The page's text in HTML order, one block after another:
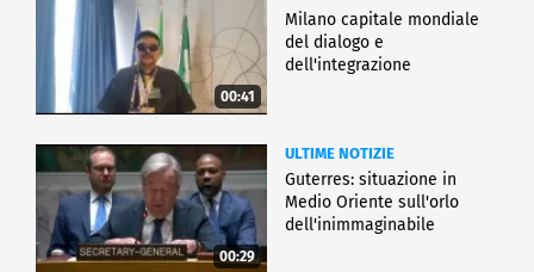
00:41
Milano capitale mondiale
del dialogo e
dell'integrazione
00:29
ULTIME NOTIZIE
Guterres: situazione in
Medio Oriente sull'orlo
dell'inimmaginabile